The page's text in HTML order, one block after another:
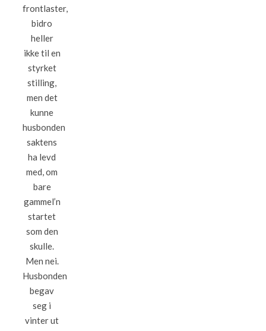
frontlaster,
bidro
heller
ikke til en
styrket
stilling,
men det
kunne
husbonden
saktens
ha levd
med, om
bare
gammel’n
startet
som den
skulle.
Men nei.
Husbonden
begav
seg i
vinter ut